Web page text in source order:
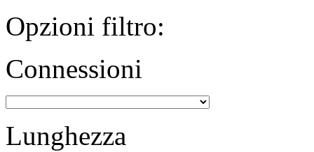
Opzioni filtro:
Connessioni
Lunghezza